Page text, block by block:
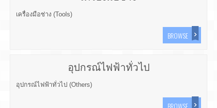
เครื่องมือช่าง (Tools)
BROWSE
อุปกรณ์ไฟฟ้าทั่วไป
อุปกรณ์ไฟฟ้าทั่วไป (Others)
BROWSE